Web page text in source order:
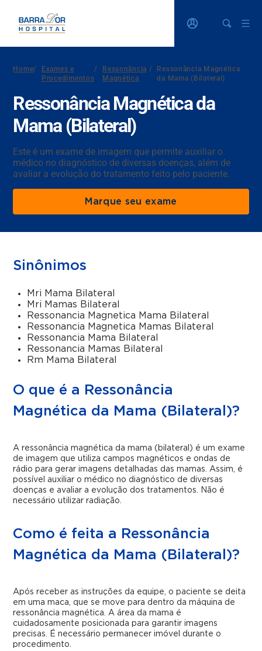
Home/
Exames e
Procedimentos
/
Ressonância
Magnética
/
Ressonância Magnética
da Mama (Bilateral)
Ressonância Magnética da
Mama (Bilateral)
Este é um exame de imagem que permite auxiliar o
médico no diagnóstico de diversas doenças, além de
avaliar a evolução do tratamento feito pelo paciente.
Marque seu exame
Sinônimos
Mri Mama Bilateral
Mri Mamas Bilateral
Ressonancia Magnetica Mama Bilateral
Ressonancia Magnetica Mamas Bilateral
Ressonancia Mama Bilateral
Ressonancia Mamas Bilateral
Rm Mama Bilateral
O que é a Ressonância
Magnética da Mama (Bilateral)?
A ressonância magnética da mama (bilateral) é um exame
de imagem que utiliza campos magnéticos e ondas de
rádio para gerar imagens detalhadas das mamas. Assim, é
possível auxiliar o médico no diagnóstico de diversas
doenças e avaliar a evolução dos tratamentos. Não é
necessário utilizar radiação.
Como é feita a Ressonância
Magnética da Mama (Bilateral)?
Após receber as instruções da equipe, o paciente se deita
em uma maca, que se move para dentro da máquina de
ressonância magnética. A área da mama é
cuidadosamente posicionada para garantir imagens
precisas. É necessário permanecer imóvel durante o
procedimento.